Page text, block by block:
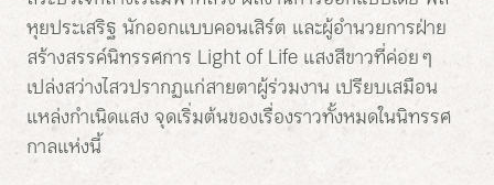
หุยประเสริฐ นักออกแบบคอนเสิร์ต และผู้อำนวยการฝ่าย
สร้างสรรค์นิทรรศการ Light of Life แสงสีขาวที่ค่อย ๆ
เปล่งสว่างไสวปรากฏแก่สายตาผู้ร่วมงาน เปรียบเสมือน
แหล่งกำเนิดแสง จุดเริ่มต้นของเรื่องราวทั้งหมดในนิทรรศ
กาลแห่งนี้